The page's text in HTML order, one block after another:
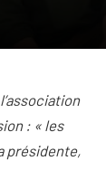
: « les
présidente,